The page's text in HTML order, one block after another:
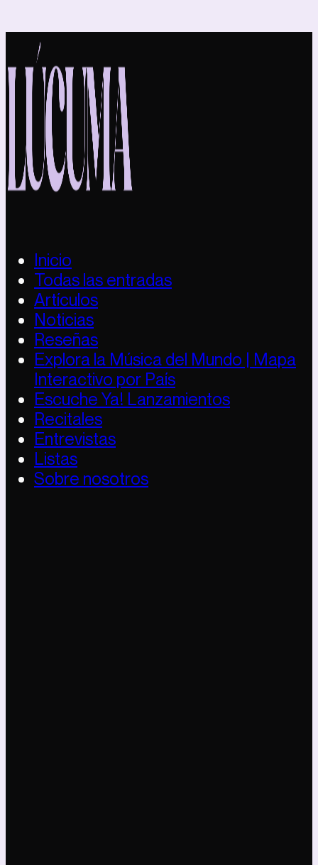
Inicio
Todas las entradas
Artículos
Noticias
Reseñas
Explora la Música del Mundo | Mapa
Interactivo por País
Escuche Ya! Lanzamientos
Recitales
Entrevistas
Listas
Sobre nosotros